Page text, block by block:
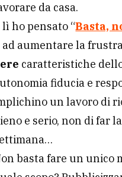
da casa.
lì ho pensato “Basta,
ad aumentare la
caratteristiche
fiducia e
un lavoro di
e serio, non di far
basta fare un unico